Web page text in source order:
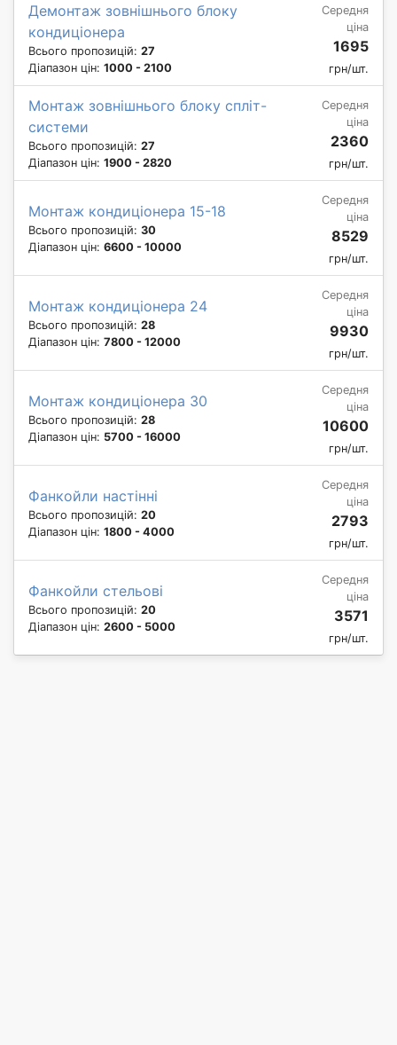
Демонтаж зовнішнього блоку
кондиціонера
Всього пропозицій: 27
Діапазон цін: 1000 - 2100
Середня
ціна
1695
грн/шт.
Монтаж зовнішнього блоку спліт-
системи
Всього пропозицій: 27
Діапазон цін: 1900 - 2820
Середня
ціна
2360
грн/шт.
Монтаж кондиціонера 15-18
Всього пропозицій: 30
Діапазон цін: 6600 - 10000
Середня
ціна
8529
грн/шт.
Монтаж кондиціонера 24
Всього пропозицій: 28
Діапазон цін: 7800 - 12000
Середня
ціна
9930
грн/шт.
Монтаж кондиціонера 30
Всього пропозицій: 28
Діапазон цін: 5700 - 16000
Середня
ціна
10600
грн/шт.
Фанкойли настінні
Всього пропозицій: 20
Діапазон цін: 1800 - 4000
Середня
ціна
2793
грн/шт.
Фанкойли стельові
Всього пропозицій: 20
Діапазон цін: 2600 - 5000
Середня
ціна
3571
грн/шт.